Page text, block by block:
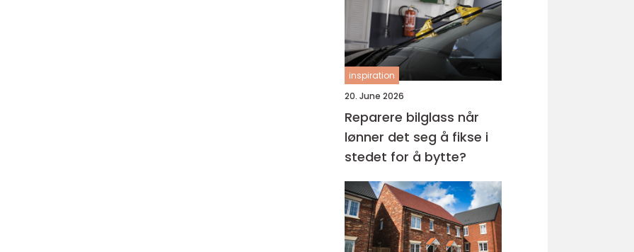
inspiration
20. June 2026
Reparere bilglass når
lønner det seg å fikse i
stedet for å bytte?